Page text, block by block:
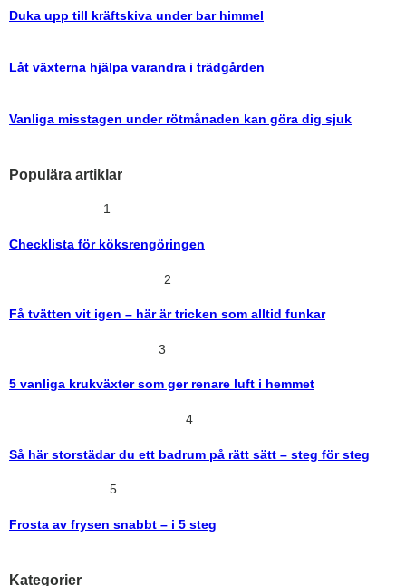
Duka upp till kräftskiva under bar himmel
Låt växterna hjälpa varandra i trädgården
Vanliga misstagen under rötmånaden kan göra dig sjuk
Populära artiklar
1
Checklista för köksrengöringen
2
Få tvätten vit igen – här är tricken som alltid funkar
3
5 vanliga krukväxter som ger renare luft i hemmet
4
Så här storstädar du ett badrum på rätt sätt – steg för steg
5
Frosta av frysen snabbt – i 5 steg
Kategorier